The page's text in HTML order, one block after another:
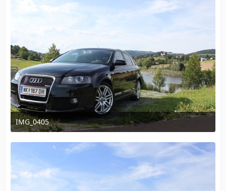
IMG_0405
15. August 2011 um 22:01